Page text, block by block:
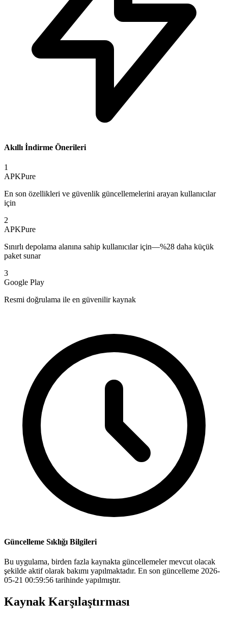
Akıllı İndirme Önerileri
1
APKPure
En son özellikleri ve güvenlik güncellemelerini arayan kullanıcılar
için
2
APKPure
Sınırlı depolama alanına sahip kullanıcılar için—%28 daha küçük
paket sunar
3
Google Play
Resmi doğrulama ile en güvenilir kaynak
Güncelleme Sıklığı Bilgileri
Bu uygulama, birden fazla kaynakta güncellemeler mevcut olacak
şekilde aktif olarak bakımı yapılmaktadır. En son güncelleme 2026-
05-21 00:59:56 tarihinde yapılmıştır.
Kaynak Karşılaştırması